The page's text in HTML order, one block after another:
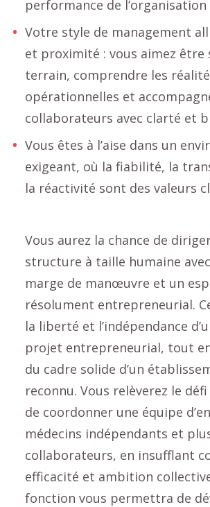
performance de l’organisation
Votre style de management
et proximité : vous aimez être
terrain, comprendre les
opérationnelles et
collaborateurs avec clarté et
Vous êtes à l’aise dans un
exigeant, où la fiabilité, la
la réactivité sont des valeurs
Vous aurez la chance de
structure à taille humaine
marge de manœuvre et un
résolument entrepreneurial.
la liberté et l’indépendance
projet entrepreneurial, tout
du cadre solide d’un
reconnu. Vous relèverez le
de coordonner une équipe
médecins indépendants et
collaborateurs, en insufflant
efficacité et ambition
fonction vous permettra de